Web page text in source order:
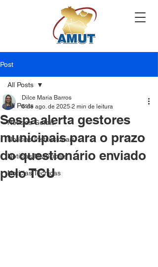
Post
All Posts
Notícias Gerais
Notícias Institucionais
Notícias Municipais
Notícias Técnicas
All Posts
Sespa alerta gestores
municipais para o prazo
do questionário enviado
pelo TCU
Dilce Maria Barros
6 de ago. de 2025 2 min de leitura